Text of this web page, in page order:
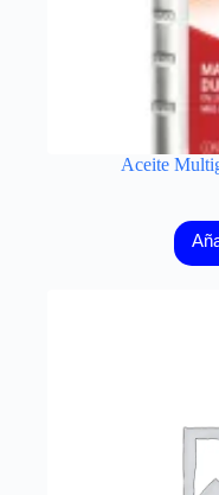
Aceite